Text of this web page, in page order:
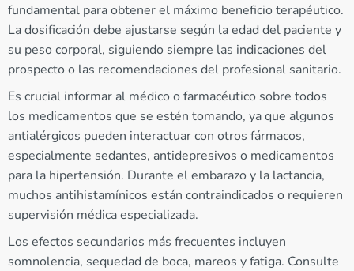
fundamental para obtener el máximo beneficio terapéutico.
La dosificación debe ajustarse según la edad del paciente y
su peso corporal, siguiendo siempre las indicaciones del
prospecto o las recomendaciones del profesional sanitario.
Es crucial informar al médico o farmacéutico sobre todos
los medicamentos que se estén tomando, ya que algunos
antialérgicos pueden interactuar con otros fármacos,
especialmente sedantes, antidepresivos o medicamentos
para la hipertensión. Durante el embarazo y la lactancia,
muchos antihistamínicos están contraindicados o requieren
supervisión médica especializada.
Los efectos secundarios más frecuentes incluyen
somnolencia, sequedad de boca, mareos y fatiga. Consulte